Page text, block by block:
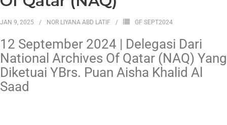
JAN 9, 2025 NOR LIYANA ABD LATIF GF SEPT2024
12 September 2024 | Delegasi Dari
National Archives Of Qatar (NAQ) Yang
Diketuai YBrs. Puan Aisha Khalid Al
Saad